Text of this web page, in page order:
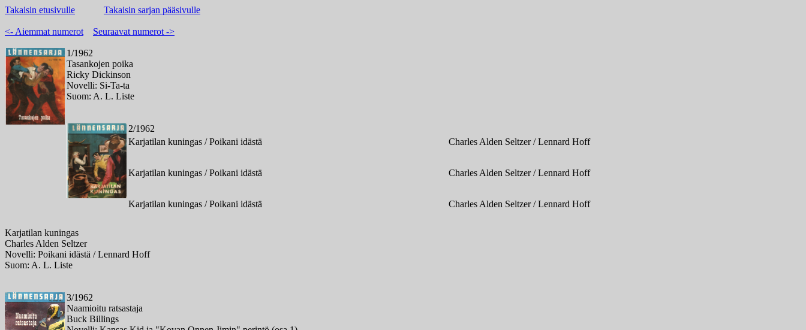
Takaisin etusivulle Takaisin sarjan pääsivulle
<- Aiemmat numerot Seuraavat numerot ->
1/1962
Tasankojen poika
Ricky Dickinson
Novelli: Si-Ta-ta
Suom: A. L. Liste
2/1962
Karjatilan kuningas / Poikani idästä
Charles Alden Seltzer / Lennard Hoff
Karjatilan kuningas / Poikani idästä Charles Alden Seltzer / Lennard Hoff
Karjatilan kuningas / Poikani idästä Charles Alden Seltzer / Lennard Hoff
Karjatilan kuningas
Charles Alden Seltzer
Novelli: Poikani idästä / Lennard Hoff
Suom: A. L. Liste
3/1962
Naamioitu ratsastaja
Buck Billings